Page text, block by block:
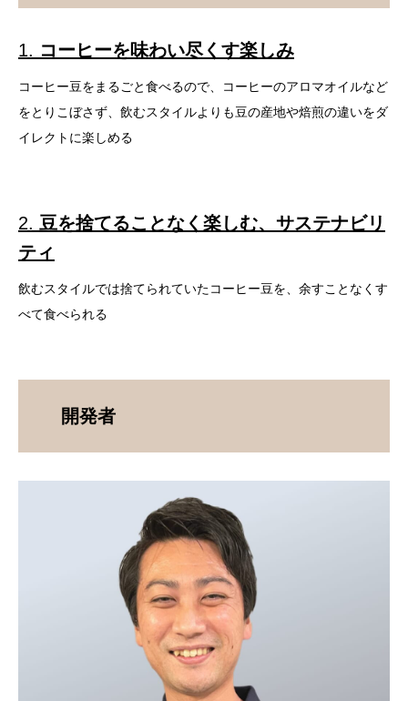
1. コーヒーを味わい尽くす楽しみ
コーヒー豆をまるごと食べるので、コーヒーのアロマオイルなど
をとりこぼさず、飲むスタイルよりも豆の産地や焙煎の違いをダ
イレクトに楽しめる
2. 豆を捨てることなく楽しむ、サステナビリ
ティ
飲むスタイルでは捨てられていたコーヒー豆を、余すことなくす
べて食べられる
開発者